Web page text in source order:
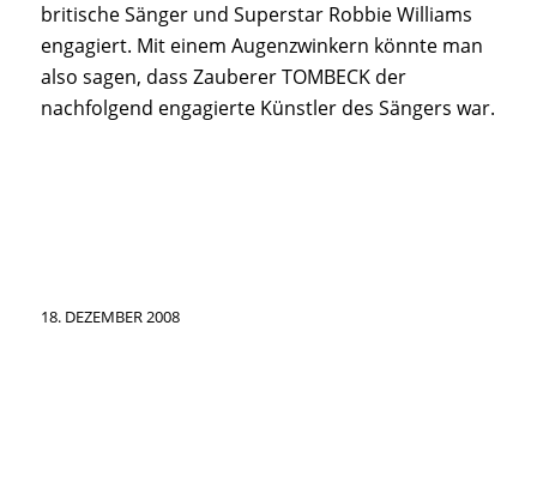
britische Sänger und Superstar Robbie Williams
engagiert. Mit einem Augenzwinkern könnte man
also sagen, dass Zauberer TOMBECK der
nachfolgend engagierte Künstler des Sängers war.
18. DEZEMBER 2008